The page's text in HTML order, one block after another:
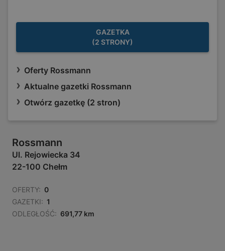
GAZETKA
(2 STRONY)
Oferty Rossmann
Aktualne gazetki Rossmann
Otwórz gazetkę (2 stron)
Rossmann
Ul. Rejowiecka 34
22-100 Chełm
OFERTY: 0
GAZETKI: 1
ODLEGŁOŚĆ: 691,77 km